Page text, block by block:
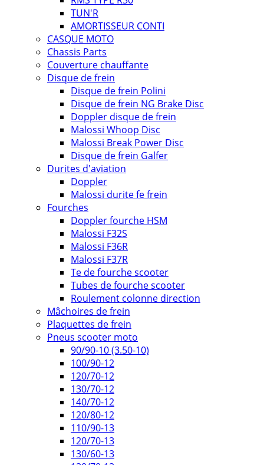
TUN'R
AMORTISSEUR CONTI
CASQUE MOTO
Chassis Parts
Couverture chauffante
Disque de frein
Disque de frein Polini
Disque de frein NG Brake Disc
Doppler disque de frein
Malossi Whoop Disc
Malossi Break Power Disc
Disque de frein Galfer
Durites d'aviation
Doppler
Malossi durite fe frein
Fourches
Doppler fourche HSM
Malossi F32S
Malossi F36R
Malossi F37R
Te de fourche scooter
Tubes de fourche scooter
Roulement colonne direction
Mâchoires de frein
Plaquettes de frein
Pneus scooter moto
90/90-10 (3.50-10)
100/90-12
120/70-12
130/70-12
140/70-12
120/80-12
110/90-13
120/70-13
130/60-13